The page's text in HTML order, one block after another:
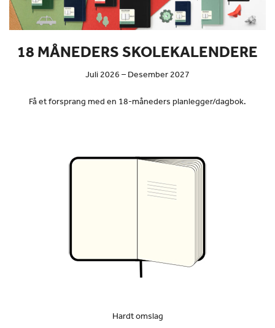
18 MÅNEDERS SKOLEKALENDERE
Juli 2026 – Desember 2027
Få et forsprang med en 18-måneders planlegger/dagbok.
Hardt omslag